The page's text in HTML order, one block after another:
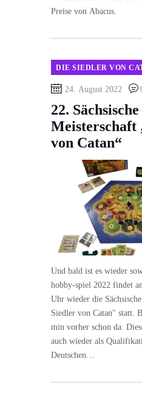
Preise von Abacus.
DIE SIEDLER VON
24. August 2022
22. Sächsische
Meisterschaft
von Catan“
Und bald ist es wieder
hobby-spiel 2022 findet
Uhr wieder die
Siedler von Catan" statt.
min vorher schon da.
auch wieder als
Deutschen…